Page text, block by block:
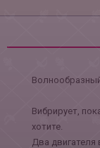
Вибрирует,
хотите.
Два двигателя